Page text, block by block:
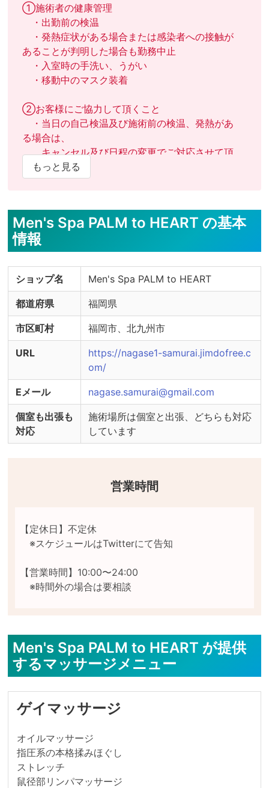
①施術者の健康管理
・出勤前の検温
・発熱症状がある場合または感染者への接触が
あることが判明した場合も勤務中止
・入室時の手洗い、うがい
・移動中のマスク装着
②お客様にご協力して頂くこと
・当日の自己検温及び施術前の検温、発熱があ
る場合は、
キャンセル及び日程の変更でご対応させて頂
きます。
・入室時の手洗い、うがい
③その他感染防止に関する対策
・ベッドタオル、バスタオル、フェイスタオル
などは、毎回取り替えております。
・施術時のマスク装着を推奨しております。
・マスク装着時は、マスクに触れないように徹
底しております。
・施術道具の消毒
・個室の換気
もっと見る
Men's Spa PALM to HEART の基本
情報
ショップ名 Men's Spa PALM to HEART
都道府県 福岡県
市区町村 福岡市、北九州市
URL
https://nagase1-samurai.jimdofree.c
om/
Eメール nagase.samurai@gmail.com
個室も出張も
対応
施術場所は個室と出張、どちらも対応
しています
営業時間
【定休日】不定休
※スケジュールはTwitterにて告知
【営業時間】10:00〜24:00
Men's Spa PALM to HEART が提供
するマッサージメニュー
ゲイマッサージ
オイルマッサージ
指圧系の本格揉みほぐし
ストレッチ
鼠径部リンパマッサージ